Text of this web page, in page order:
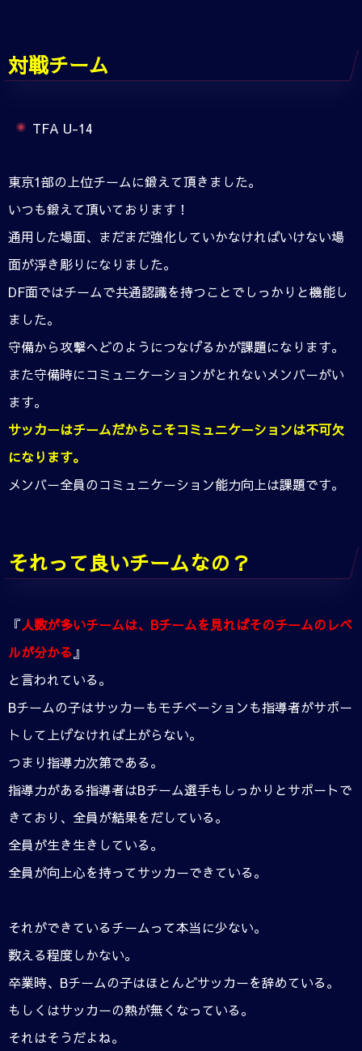
対戦チーム
TFA U-14
東京1部の上位チームに鍛えて頂きました。
いつも鍛えて頂いております！
通用した場面、まだまだ強化していかなければいけない場
面が浮き彫りになりました。
DF面ではチームで共通認識を持つことでしっかりと機能し
ました。
守備から攻撃へどのようにつなげるかが課題になります。
また守備時にコミュニケーションがとれないメンバーがい
ます。
サッカーはチームだからこそコミュニケーションは不可欠
になります。
メンバー全員のコミュニケーション能力向上は課題です。
それって良いチームなの？
『人数が多いチームは、Bチームを見ればそのチームのレベ
ルが分かる 』
と言われている。
Bチームの子はサッカーもモチベーションも指導者がサポー
トして上げなければ上がらない。
つまり指導力次第である。
指導力がある指導者はBチーム選手もしっかりとサポートで
きており、全員が結果をだしている。
全員が生き生きしている。
全員が向上心を持ってサッカーできている。
それができているチームって本当に少ない。
数える程度しかない。
卒業時、Bチームの子はほとんどサッカーを辞めている。
もしくはサッカーの熱が無くなっている。
それはそうだよね。